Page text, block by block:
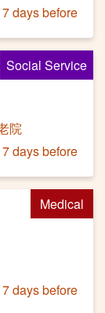
7 days before
Social Service
院
7 days before
Medical
7 days before